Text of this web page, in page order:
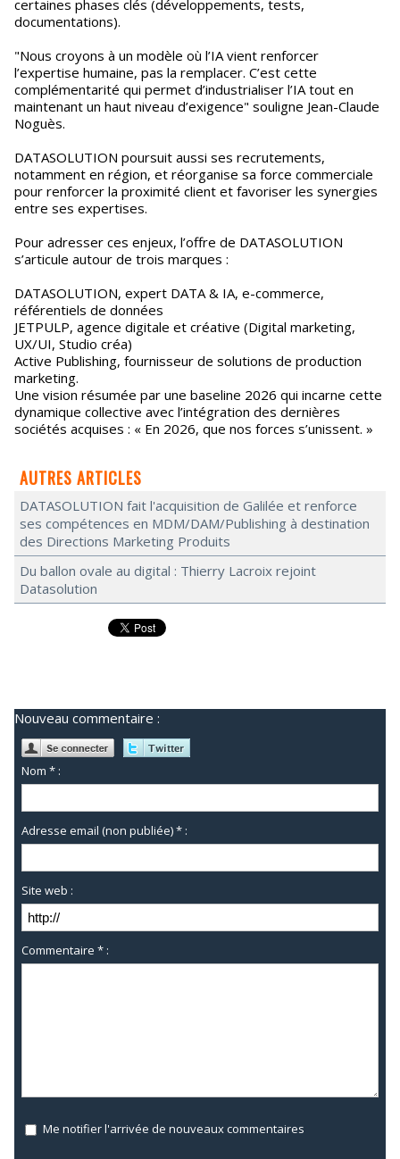
certaines phases clés (développements, tests,
documentations).
"Nous croyons à un modèle où l’IA vient renforcer
l’expertise humaine, pas la remplacer. C’est cette
complémentarité qui permet d’industrialiser l’IA tout en
maintenant un haut niveau d’exigence" souligne Jean-Claude
Noguès.
DATASOLUTION poursuit aussi ses recrutements,
notamment en région, et réorganise sa force commerciale
pour renforcer la proximité client et favoriser les synergies
entre ses expertises.
Pour adresser ces enjeux, l’offre de DATASOLUTION
s’articule autour de trois marques :
DATASOLUTION, expert DATA & IA, e-commerce,
référentiels de données
JETPULP, agence digitale et créative (Digital marketing,
UX/UI, Studio créa)
Active Publishing, fournisseur de solutions de production
marketing.
Une vision résumée par une baseline 2026 qui incarne cette
dynamique collective avec l’intégration des dernières
sociétés acquises : « En 2026, que nos forces s’unissent. »
AUTRES ARTICLES
DATASOLUTION fait l'acquisition de Galilée et renforce
ses compétences en MDM/DAM/Publishing à destination
des Directions Marketing Produits
Du ballon ovale au digital : Thierry Lacroix rejoint
Datasolution
Nouveau commentaire :
Nom * :
Adresse email (non publiée) * :
Site web :
Commentaire * :
Me notifier l'arrivée de nouveaux commentaires